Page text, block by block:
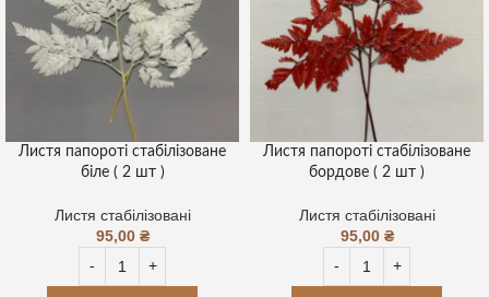
Листя папороті стабілізоване
біле ( 2 шт )
Листя стабілізовані
95,00 ₴
Листя папороті стабілізоване
бордове ( 2 шт )
Листя стабілізовані
95,00 ₴